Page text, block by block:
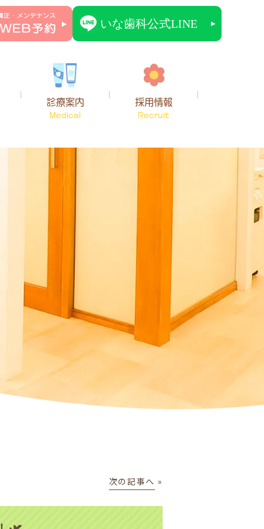
診療案内
Medical
採用情報
Recruit
次の記事へ »